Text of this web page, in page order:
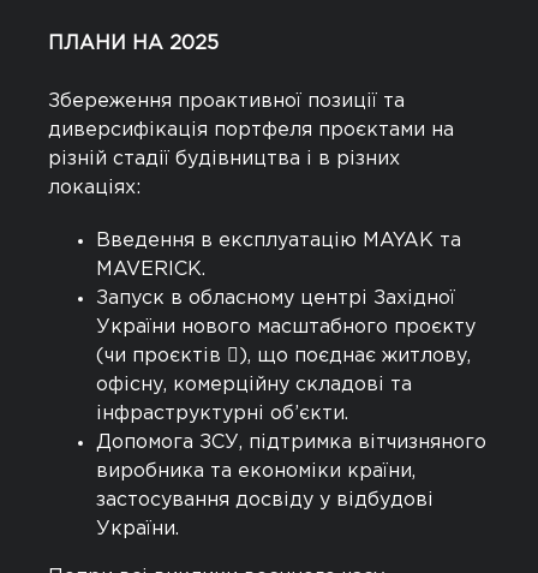
ПЛАНИ НА 2025
Збереження проактивної позиції та
диверсифікація портфеля проєктами на
різній стадії будівництва і в різних
локаціях:
Введення в експлуатацію MAYAK та
MAVERICK.
Запуск в обласному центрі Західної
України нового масштабного проєкту
(чи проєктів ), що поєднає житлову,
офісну, комерційну складові та
інфраструктурні об’єкти.
Допомога ЗСУ, підтримка вітчизняного
виробника та економіки країни,
застосування досвіду у відбудові
України.